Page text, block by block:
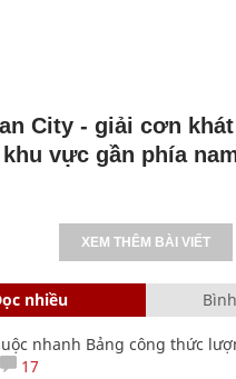
City - giải cơn
vực gần phía
XEM THÊM BÀI VIẾT
nhiều
nhanh Bảng công thức
17